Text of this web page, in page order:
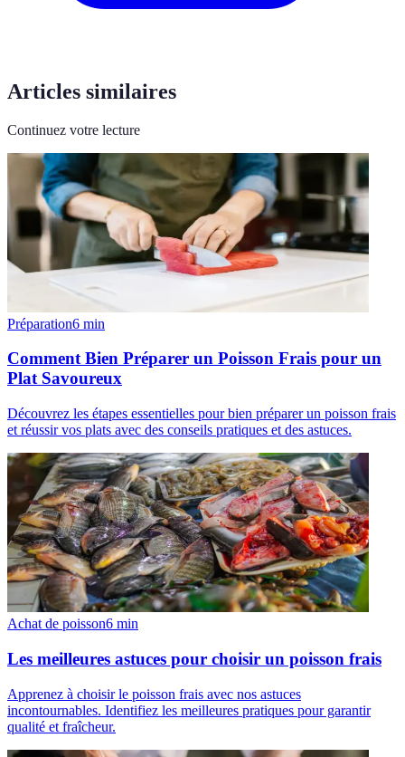
Articles similaires
Continuez votre lecture
Préparation6 min
Comment Bien Préparer un Poisson Frais pour un
Plat Savoureux
Découvrez les étapes essentielles pour bien préparer un poisson frais
et réussir vos plats avec des conseils pratiques et des astuces.
Achat de poisson6 min
Les meilleures astuces pour choisir un poisson frais
Apprenez à choisir le poisson frais avec nos astuces
incontournables. Identifiez les meilleures pratiques pour garantir
qualité et fraîcheur.